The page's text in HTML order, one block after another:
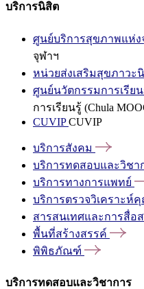
บริการนิสิต
ศูนย์บริการสุขภาพแห่ง
จุฬาฯ
หน่วยส่งเสริมสุขภาวะ
ศูนย์นวัตกรรมการเรียน
การเรียนรู้ (Chula
CUVIPCUVIP
บริการสังคม
บริการทดสอบและวิชา
บริการทางการแพทย์
บริการตรวจวิเคราะห์
สารสนเทศและการสื่อ
พื้นที่สร้างสรรค์
พิพิธภัณฑ์
บริการทดสอบและวิชาการ